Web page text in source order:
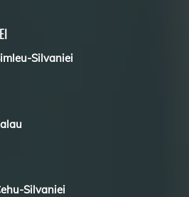
Silvaniei
Silvaniei